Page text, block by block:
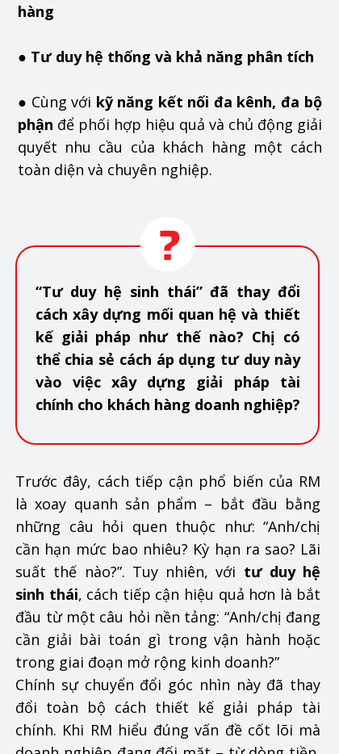
hàng
● Tư duy hệ thống và khả năng phân tích
● Cùng với kỹ năng kết nối đa kênh, đa bộ
phận để phối hợp hiệu quả và chủ động giải
quyết nhu cầu của khách hàng một cách
toàn diện và chuyên nghiệp.
Trước đây, cách tiếp cận phổ biến của RM
là xoay quanh sản phẩm – bắt đầu bằng
những câu hỏi quen thuộc như: “Anh/chị
cần hạn mức bao nhiêu? Kỳ hạn ra sao? Lãi
suất thế nào?”. Tuy nhiên, với tư duy hệ
sinh thái, cách tiếp cận hiệu quả hơn là bắt
đầu từ một câu hỏi nền tảng: “Anh/chị đang
cần giải bài toán gì trong vận hành hoặc
trong giai đoạn mở rộng kinh doanh?”
Chính sự chuyển đổi góc nhìn này đã thay
đổi toàn bộ cách thiết kế giải pháp tài
chính. Khi RM hiểu đúng vấn đề cốt lõi mà
“Tư duy hệ sinh thái” đã thay đổi
cách xây dựng mối quan hệ và thiết
kế giải pháp như thế nào? Chị có
thể chia sẻ cách áp dụng tư duy này
vào việc xây dựng giải pháp tài
chính cho khách hàng doanh nghiệp?